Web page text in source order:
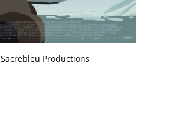
Sacrebleu Productions